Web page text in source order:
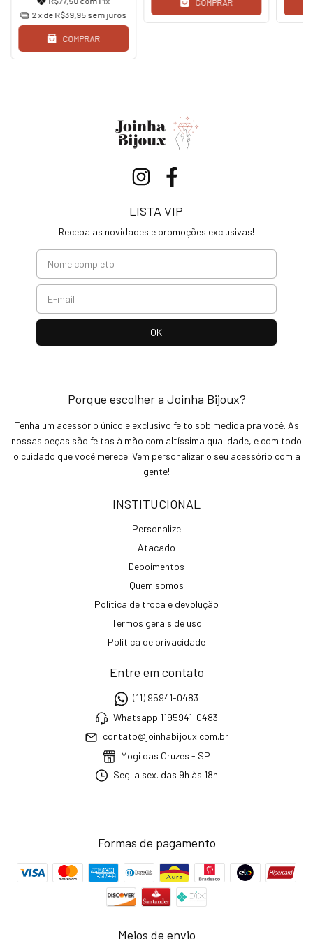
2x de R$39,95 sem juros
COMPRAR
LISTA VIP
Receba as novidades e promoções exclusivas!
Porque escolher a Joinha Bijoux?
Tenha um acessório único e exclusivo feito sob medida pra você. As
nossas peças são feitas à mão com altíssima qualidade, e com todo
o cuidado que você merece. Vem personalizar o seu acessório com a
gente!
INSTITUCIONAL
Personalize
Atacado
Depoimentos
Quem somos
Política de troca e devolução
Termos gerais de uso
Política de privacidade
Entre em contato
(11) 95941-0483
Whatsapp 1195941-0483
contato@joinhabijoux.com.br
Mogi das Cruzes - SP
Seg. a sex. das 9h às 18h
Formas de pagamento
Meios de envio